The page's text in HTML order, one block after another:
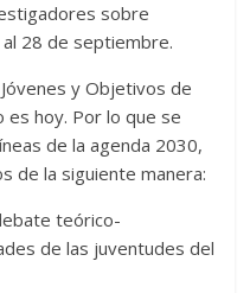
sobre
28 de septiembre.
y Objetivos de
es hoy. Por lo que se
de la agenda 2030,
de la siguiente manera:
teórico-
de las juventudes del